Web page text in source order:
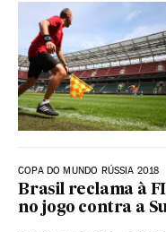
COPA DO MUNDO RÚSSIA 2018
Brasil reclama à
no jogo contra a